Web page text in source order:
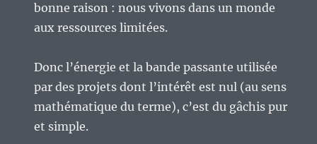
bonne raison : nous vivons dans un monde
aux ressources limitées.
Donc l’énergie et la bande passante utilisée
par des projets dont l’intérêt est nul (au sens
mathématique du terme), c’est du gâchis pur
et simple.